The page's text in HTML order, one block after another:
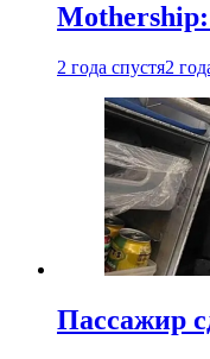
Mothership:
2 года спустя2
Пассажир